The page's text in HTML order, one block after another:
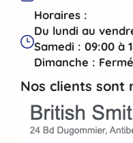
Horaires :
Du lundi au
Samedi : 09:00 à
Dimanche : Fermé
Nos clients sont